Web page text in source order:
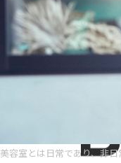
美容室とは日常であり、非日